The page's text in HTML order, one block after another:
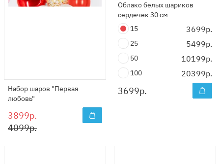
Набор шаров "Первая
любовь"
3899р.
4099р.
Облако белых шариков
сердечек 30 см
15
3699р.
25 5499р.
50 10199р.
100 20399р.
3699р.